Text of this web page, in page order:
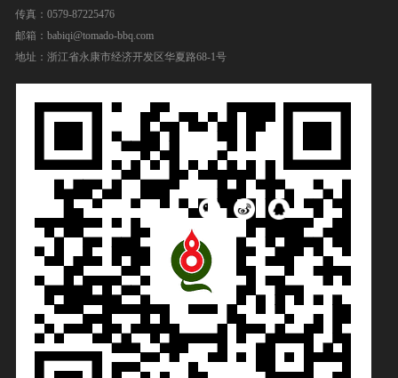
传真：0579-87225476
邮箱：babiqi@tomado-bbq.com
地址：浙江省永康市经济开发区华夏路68-1号